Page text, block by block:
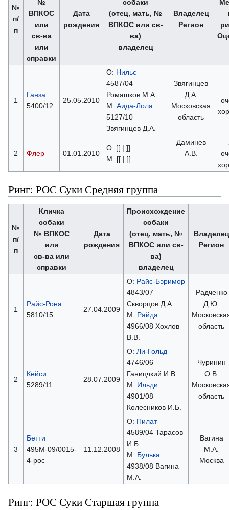
№
п/
п
№
ВПКОС
или
св-ва
или
справки
Дата
рождения
собаки
(отец, мать, №
ВПКОС или св-
ва)
владелец
Владелец
Регион
1
Ганза
5400/12
25.05.2010
О: Нильс
4587/04
Ромашков М.А.
М: Аида-Лола
5127/10
Звягинцев Д.А.
Звягинцев
Д.А.
Московская
область
2 Флер 01.01.2010
О: [[ | ]]
М: [[ | ]]
Даминев
А.В.
Ринг: РОС Суки Средняя группа
№
п/
п
Кличка
собаки
№ ВПКОС
или
св-ва или
справки
Дата
рождения
Происхождение
собаки
(отец, мать, №
ВПКОС или св-
ва)
владелец
Владелец
Регион
1
Райс-Рона
5810/15
27.04.2009
О: Райс-Бэримор
4843/07
Скворцов Д.А.
М: Райда
4966/08 Хохлов
В.В.
Радченко
Д.Ю.
область
2
Кейси
5289/11
28.07.2009
О: Ли-Гольд
4746/06
Ганицчкий И.В
М: Ильди
4901/08
Колесников И.Б.
Чуринин
О.В.
область
3
Бетти
495М-09/0015-
4-рос
11.12.2008
О: Пилат
4589/04 Тарасов
И.Б.
М: Булька
4938/08 Вагина
М.А.
Вагина
М.А.
Москва
Ринг: РОС Суки Старшая группа